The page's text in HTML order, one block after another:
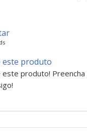
este produto
este produto!